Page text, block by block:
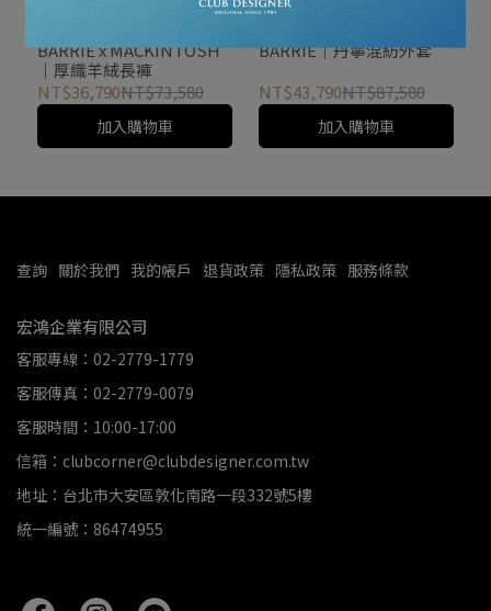
BARRIE x MACKINTOSH
｜厚織羊絨長褲
NT$36,790NT$73,580
加入購物車
BARRIE｜丹寧混紡外套
NT$43,790NT$87,580
加入購物車
查詢 關於我們 我的帳戶 退貨政策 隱私政策 服務條款
宏鴻企業有限公司
客服專線：02-2779-1779
客服傳真：02-2779-0079
客服時間：10:00-17:00
信箱：clubcorner@clubdesigner.com.tw
地址：台北市大安區敦化南路一段332號5樓
統一編號：86474955